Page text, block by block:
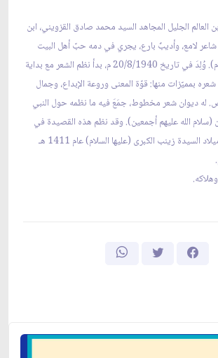
العالم الجليل المجاهد السيد محمد صادق القزويني، ابن
لامع، وأديبٌ بارع، يجري في دمه حبّ أهل البيت
الطاهرين (عليهم السلام). وُلِدَ في تاريخ 20/8/1940 م، بدأ نظم الشعر مع بداية
شعره بمميّزات منها: قوّة المعنى وروعة الإبداع، وجمال
له ديوان شعر مخطوط، جمَعَ فيه ما نظمه حول النبي
(سلام الله عليهم أجمعين). وقد نظم هذه القصيدة في
سوريا بمناسبة ذكرى ميلاد السيدة زينب الكبرى (عليها السلام) عام 1411 هـ